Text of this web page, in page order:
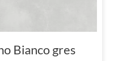
Bianco gres